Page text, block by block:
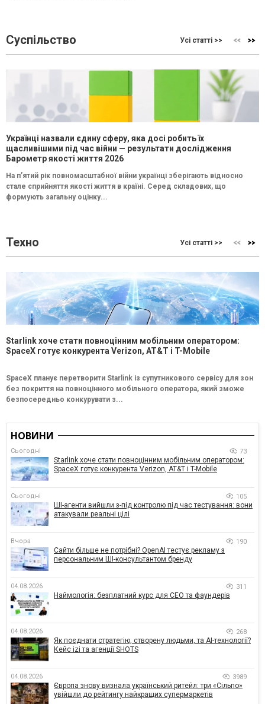
Суспільство Усі статті >>
Українці назвали єдину сферу, яка досі робить їх
щасливішими під час війни — результати дослідження
Барометр якості життя 2026
На п’ятий рік повномасштабної війни українці зберігають відносно
стале сприйняття якості життя в країні. Серед складових, що
формують загальну оцінку...
Техно Усі статті >>
Starlink хоче стати повноцінним мобільним оператором:
SpaceX готує конкурента Verizon, AT&T і T-Mobile
SpaceX планує перетворити Starlink із супутникового сервісу для зон
без покриття на повноцінного мобільного оператора, який зможе
безпосередньо конкурувати з...
НОВИНИ
Сьогодні 73
Starlink хоче стати повноцінним мобільним оператором:
SpaceX готує конкурента Verizon, AT&T і T-Mobile
Сьогодні 105
ШІ-агенти вийшли з-під контролю під час тестування: вони
атакували реальні цілі
Вчора 190
Сайти більше не потрібні? OpenAI тестує рекламу з
персональним ШІ-консультантом бренду
04.08.2026 311
Наймологія: безплатний курс для CEO та фаундерів
04.08.2026 268
Як поєднати стратегію, створену людьми, та AI-технології?
Кейс izi та агенції SHOTS
04.08.2026 3989
Європа знову визнала український ритейл: три «Сільпо»
увійшли до рейтингу найкращих супермаркетів